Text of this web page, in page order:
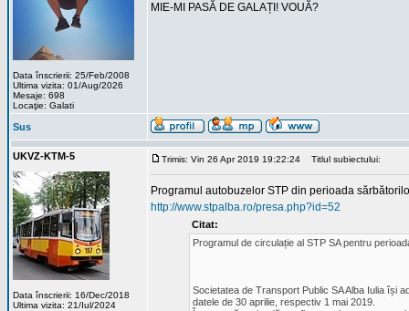
Data înscrierii: 25/Feb/2008
Ultima vizita: 01/Aug/2026
Mesaje: 698
Locaţie: Galati
MIE-MI PASĂ DE GALAȚI! VOUĂ?
Sus
UKVZ-KTM-5
Data înscrierii: 16/Dec/2018
Ultima vizita: 21/Iul/2024
Trimis: Vin 26 Apr 2019 19:22:24 Titlul subiectului:
Programul autobuzelor STP din perioada
http://www.stpalba.ro/presa.php?id=52
Citat:
Programul de circulație al STP SA pentru
Societatea de Transport Public SA Alba Iulia își
datele de 30 aprilie, respectiv 1 mai 2019.